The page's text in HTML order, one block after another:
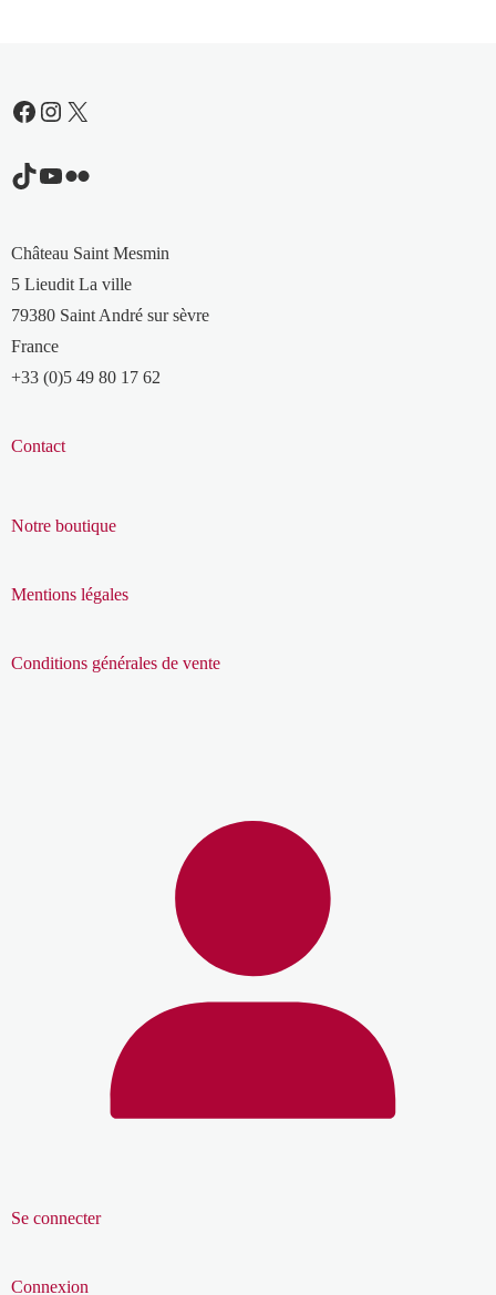
Facebook
Instagram
X
TikTok
YouTube
Flickr
Château Saint Mesmin
5 Lieudit La ville
79380 Saint André sur sèvre
France
+33 (0)5 49 80 17 62
Contact
Notre boutique
Mentions légales
Conditions générales de vente
Se connecter
Connexion